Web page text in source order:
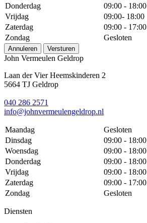
Donderdag
09:00 - 18:00
Vrijdag
09:00- 18:00
Zaterdag
09:00 - 17:00
Zondag
Gesloten
Annuleren Versturen
John Vermeulen Geldrop
Laan der Vier Heemskinderen 2
5664 TJ Geldrop
040 286 2571
info@johnvermeulengeldrop.nl
Maandag
Gesloten
Dinsdag
09:00 - 18:00
Woensdag
09:00 - 18:00
Donderdag
09:00 - 18:00
Vrijdag
09:00 - 18:00
Zaterdag
09:00 - 17:00
Zondag
Gesloten
Diensten